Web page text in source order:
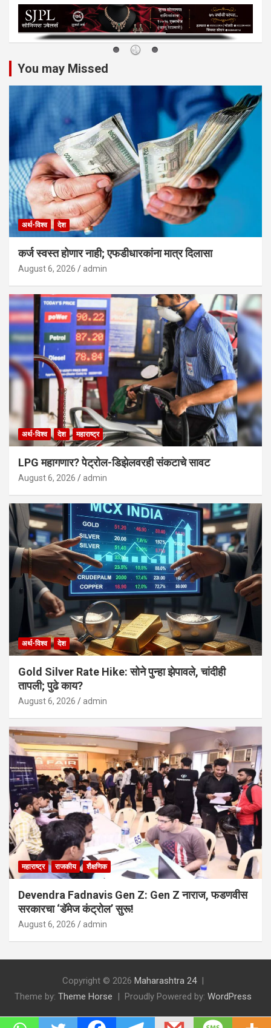
You may Missed
अर्थ-विश्व देश
कर्ज स्वस्त होणार नाही; एफडीधारकांना मात्र दिलासा
August 6, 2026 admin
अर्थ-विश्व देश महाराष्ट्र
LPG महागणार? पेट्रोल-डिझेलवरही संकटाचे सावट
August 6, 2026 admin
अर्थ-विश्व देश
Gold Silver Rate Hike: सोने पुन्हा झेपावले, चांदीही
तापली; पुढे काय?
August 6, 2026 admin
महाराष्ट्र राजकीय शैक्षणिक
Devendra Fadnavis Gen Z: Gen Z नाराज, फडणवीस
सरकारचा ‘डॅमेज कंट्रोल’ सुरू!
August 6, 2026 admin
Copyright © 2026 Maharashtra 24
Theme by: Theme Horse Proudly Powered by: WordPress